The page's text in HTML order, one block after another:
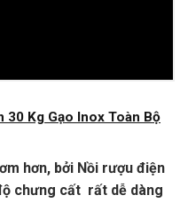
30 Kg Gạo Inox Toàn Bộ​
hơn, bởi Nồi rượu điện
chưng cất rất dễ dàng